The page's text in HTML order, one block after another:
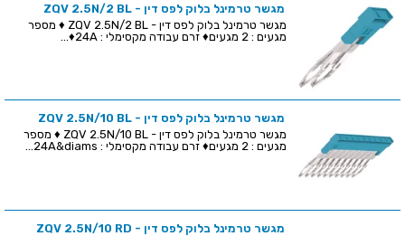
מגשר טרמינל בלוק לפס דין - ZQV 2.5N/2 BL
מגשר טרמינל בלוק לפס דין - ZQV 2.5N/2 BL ♦ מספר
מגעים : 2 מגעים♦ זרם עבודה מקסימלי : 24A♦...
מגשר טרמינל בלוק לפס דין - ZQV 2.5N/10 BL
מגשר טרמינל בלוק לפס דין - ZQV 2.5N/10 BL ♦ מספר
מגעים : 2 מגעים♦ זרם עבודה מקסימלי : 24A&diams...
מגשר טרמינל בלוק לפס דין - ZQV 2.5N/10 RD